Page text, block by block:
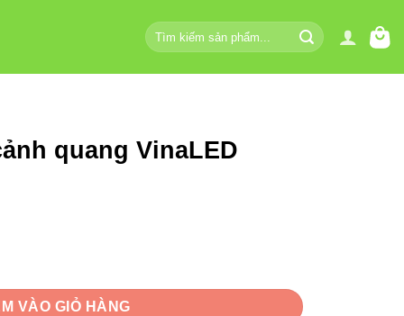
Tìm
kiếm:
quang VinaLED
V8OSM-10 10W số lượng
VÀO GIỎ HÀNG